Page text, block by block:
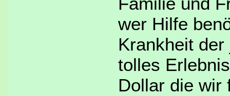
wer Hilfe
Krankheit der
tolles
Dollar die wir